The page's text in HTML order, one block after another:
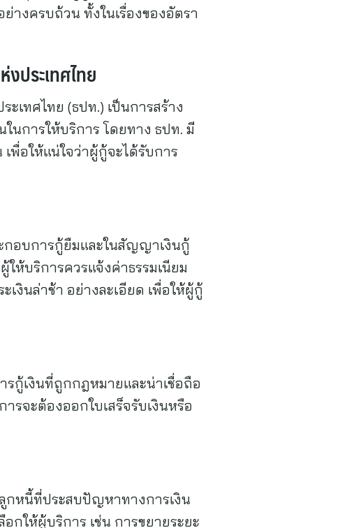
างครบถ้วน ทั้งในเรื่องของอัตรา
ประเทศไทย
เทศไทย (ธปท.) เป็นการสร้าง
นการให้บริการ โดยทาง ธปท. มี
พื่อให้แน่ใจว่าผู้กู้จะได้รับการ
กอบการกู้ยืมและในสัญญาเงินกู้
ห้บริการควรแจ้งค่าธรรมเนียม
งินล่าช้า อย่างละเอียด เพื่อให้ผู้กู้
กู้เงินที่ถูกกฎหมายและน่าเชื่อถือ
รจะต้องออกใบเสร็จรับเงินหรือ
กหนี้ที่ประสบปัญหาทางการเงิน
กให้ผู้บริการ เช่น การขยายระยะ